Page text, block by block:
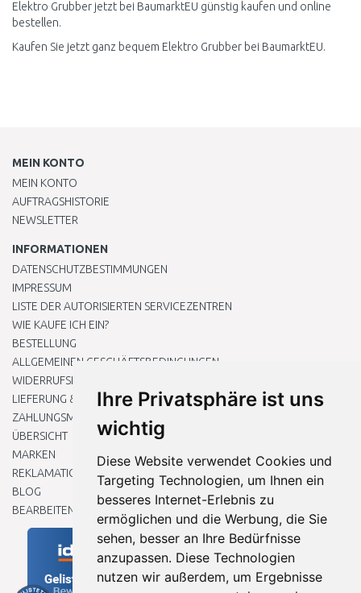
Ihre Privatsphäre ist uns
wichtig
Diese Website verwendet Cookies und
Targeting Technologien, um Ihnen ein
besseres Internet-Erlebnis zu
ermöglichen und die Werbung, die Sie
sehen, besser an Ihre Bedürfnisse
anzupassen. Diese Technologien
nutzen wir außerdem, um Ergebnisse
Elektro Grubber jetzt bei BaumarktEU günstig kaufen und online
bestellen.
Kaufen Sie jetzt ganz bequem Elektro Grubber bei BaumarktEU.
MEIN KONTO
MEIN KONTO
AUFTRAGSHISTORIE
NEWSLETTER
INFORMATIONEN
DATENSCHUTZBESTIMMUNGEN
IMPRESSUM
LISTE DER AUTORISIERTEN SERVICEZENTREN
WIE KAUFE ICH EIN?
BESTELLUNG
ALLGEMEINEN GESCHÄFTSBEDINGUNGEN
WIDERRUFSRECHT
LIEFERUNG & ZAHLUNG
ZAHLUNGSMETHODEN
ÜBERSICHT
MARKEN
REKLAMATIONEN UND RETOUREN
BLOG
BEARBEITEN SIE MEINE COOKIE-EINSTELLUNGEN